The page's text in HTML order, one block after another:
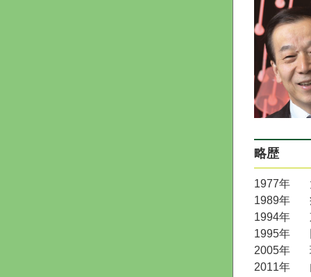
略歴
1977年
1989年
1994年
1995年
2005年
2011年